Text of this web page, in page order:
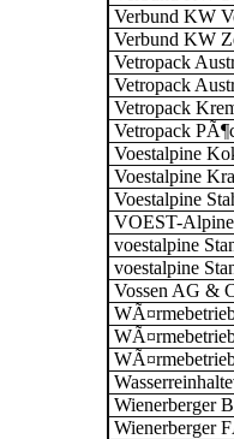
Verbund KW
Verbund KW
Vetropack
Vetropack
Vetropack
Vetropack
Voestalpine
Voestalpine
Voestalpine
VOEST-
voestalpine
voestalpine
Vossen AG &
Wienerberger
Wienerberger